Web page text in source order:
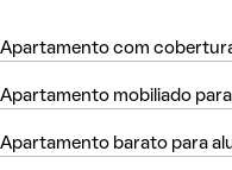
Apartamento com
Apartamento mobiliado
Apartamento barato para